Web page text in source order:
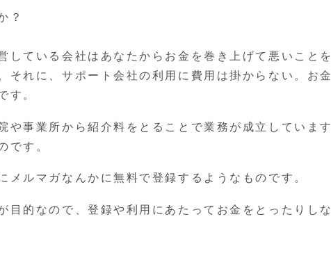
？
している会社はあなたからお金を巻き上げて悪いことを
それに、サポート会社の利用に費用は掛からない。お金
す。
や事業所から紹介料をとることで業務が成立しています
です。
ルマガなんかに無料で登録するようなものです。
目的なので、登録や利用にあたってお金をとったりしな